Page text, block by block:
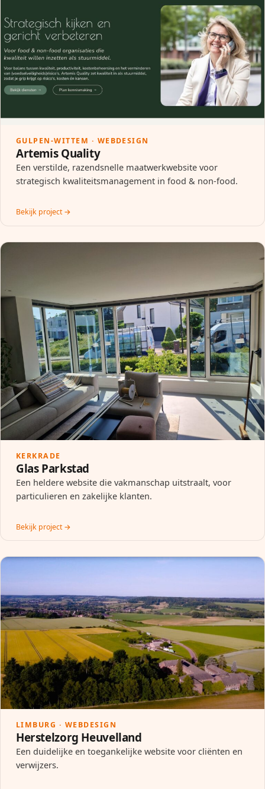
GULPEN-WITTEM · WEBDESIGN
Artemis Quality
Een verstilde, razendsnelle maatwerkwebsite voor
strategisch kwaliteitsmanagement in food & non-food.
Bekijk project →
KERKRADE
Glas Parkstad
Een heldere website die vakmanschap uitstraalt, voor
particulieren en zakelijke klanten.
Bekijk project →
LIMBURG · WEBDESIGN
Herstelzorg Heuvelland
Een duidelijke en toegankelijke website voor cliënten en
verwijzers.